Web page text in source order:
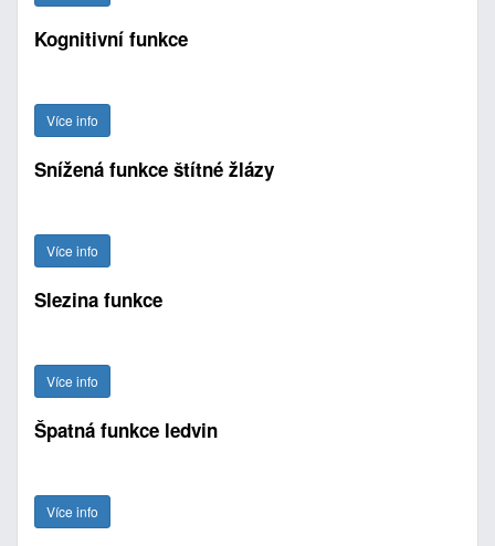
Kognitivní funkce
Více info
Snížená funkce štítné žlázy
Více info
Slezina funkce
Více info
Špatná funkce ledvin
Více info